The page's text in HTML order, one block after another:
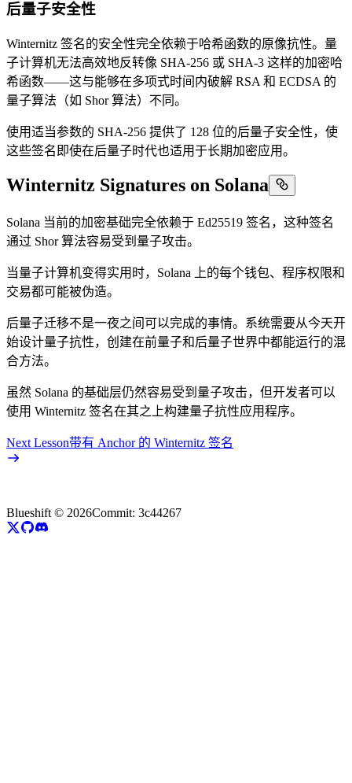
后量子安全性
Winternitz 签名的安全性完全依赖于哈希函数的原像抗性。量
子计算机无法高效地反转像 SHA-256 或 SHA-3 这样的加密哈
希函数——这与能够在多项式时间内破解 RSA 和 ECDSA 的
量子算法（如 Shor 算法）不同。
使用适当参数的 SHA-256 提供了 128 位的后量子安全性，使
这些签名即使在后量子时代也适用于长期加密应用。
Winternitz Signatures on Solana
Solana 当前的加密基础完全依赖于 Ed25519 签名，这种签名
通过 Shor 算法容易受到量子攻击。
当量子计算机变得实用时，Solana 上的每个钱包、程序权限和
交易都可能被伪造。
后量子迁移不是一夜之间可以完成的事情。系统需要从今天开
始设计量子抗性，创建在前量子和后量子世界中都能运行的混
合方法。
虽然 Solana 的基础层仍然容易受到量子攻击，但开发者可以
使用 Winternitz 签名在其之上构建量子抗性应用程序。
Next Lesson带有 Anchor 的 Winternitz 签名
Blueshift © 2026Commit: 3c44267